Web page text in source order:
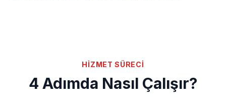
HİZMET SÜRECİ
4 Adımda Nasıl Çalışır?